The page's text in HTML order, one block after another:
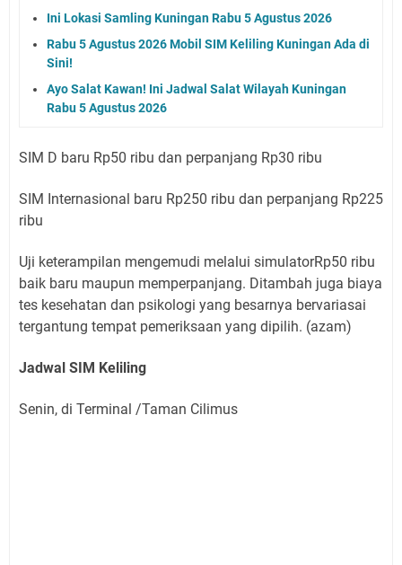
Ini Lokasi Samling Kuningan Rabu 5 Agustus 2026
Rabu 5 Agustus 2026 Mobil SIM Keliling Kuningan Ada di
Sini!
Ayo Salat Kawan! Ini Jadwal Salat Wilayah Kuningan
Rabu 5 Agustus 2026
SIM D baru Rp50 ribu dan perpanjang Rp30 ribu
SIM Internasional baru Rp250 ribu dan perpanjang Rp225
ribu
Uji keterampilan mengemudi melalui simulatorRp50 ribu
baik baru maupun memperpanjang. Ditambah juga biaya
tes kesehatan dan psikologi yang besarnya bervariasai
tergantung tempat pemeriksaan yang dipilih. (azam)
Jadwal SIM Keliling
Senin, di Terminal /Taman Cilimus